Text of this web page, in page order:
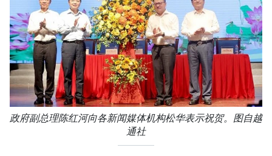
政府副总理陈红河向各新闻媒体机构松华表示祝贺。图自越
通社